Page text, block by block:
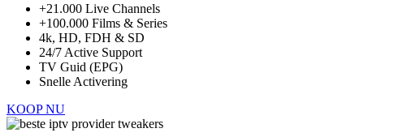
+21.000 Live Channels
+100.000 Films & Series
4k, HD, FDH & SD
24/7 Active Support
TV Guid (EPG)
Snelle Activering
KOOP NU